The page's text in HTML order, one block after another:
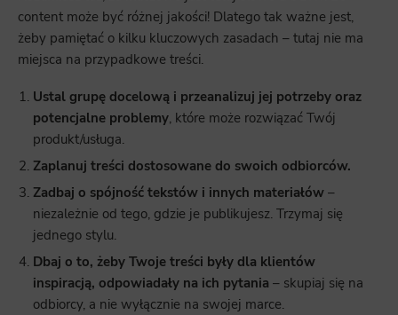
content może być różnej jakości! Dlatego tak ważne jest,
żeby pamiętać o kilku kluczowych zasadach – tutaj nie ma
miejsca na przypadkowe treści.
Ustal grupę docelową i przeanalizuj jej potrzeby oraz
potencjalne problemy, które może rozwiązać Twój
produkt/usługa.
Zaplanuj treści dostosowane do swoich odbiorców.
Zadbaj o spójność tekstów i innych materiałów –
niezależnie od tego, gdzie je publikujesz. Trzymaj się
jednego stylu.
Dbaj o to, żeby Twoje treści były dla klientów
inspiracją, odpowiadały na ich pytania – skupiaj się na
odbiorcy, a nie wyłącznie na swojej marce.